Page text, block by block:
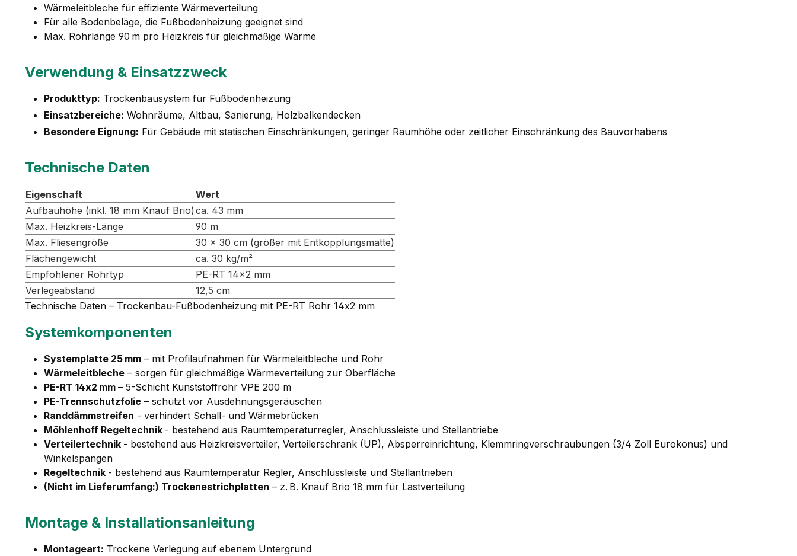
Wärmeleitbleche für effiziente Wärmeverteilung
Für alle Bodenbeläge, die Fußbodenheizung geeignet sind
Max. Rohrlänge 90 m pro Heizkreis für gleichmäßige Wärme
Verwendung & Einsatzzweck
Produkttyp: Trockenbausystem für Fußbodenheizung
Einsatzbereiche: Wohnräume, Altbau, Sanierung, Holzbalkendecken
Besondere Eignung: Für Gebäude mit statischen Einschränkungen, geringer Raumhöhe oder zeitlicher Einschränkung des Bauvorhabens
Technische Daten
Eigenschaft
Wert
Aufbauhöhe (inkl. 18 mm Knauf Brio) ca. 43 mm
Max. Heizkreis-Länge
90 m
Max. Fliesengröße
30 × 30 cm (größer mit Entkopplungsmatte)
Flächengewicht
ca. 30 kg/m²
Empfohlener Rohrtyp
PE-RT 14×2 mm
Verlegeabstand
12,5 cm
Technische Daten – Trockenbau-Fußbodenheizung mit PE-RT Rohr 14x2 mm
Systemkomponenten
Systemplatte 25 mm – mit Profilaufnahmen für Wärmeleitbleche und Rohr
Wärmeleitbleche – sorgen für gleichmäßige Wärmeverteilung zur Oberfläche
PE-RT 14x2 mm – 5-Schicht Kunststoffrohr VPE 200 m
PE-Trennschutzfolie – schützt vor Ausdehnungsgeräuschen
Randdämmstreifen - verhindert Schall- und Wärmebrücken
Möhlenhoff Regeltechnik - bestehend aus Raumtemperaturregler, Anschlussleiste und Stellantriebe
Verteilertechnik - bestehend aus Heizkreisverteiler, Verteilerschrank (UP), Absperreinrichtung, Klemmringverschraubungen (3/4 Zoll Eurokonus) und
Winkelspangen
Regeltechnik - bestehend aus Raumtemperatur Regler, Anschlussleiste und Stellantrieben
(Nicht im Lieferumfang:) Trockenestrichplatten – z. B. Knauf Brio 18 mm für Lastverteilung
Montage & Installationsanleitung
Montageart: Trockene Verlegung auf ebenem Untergrund